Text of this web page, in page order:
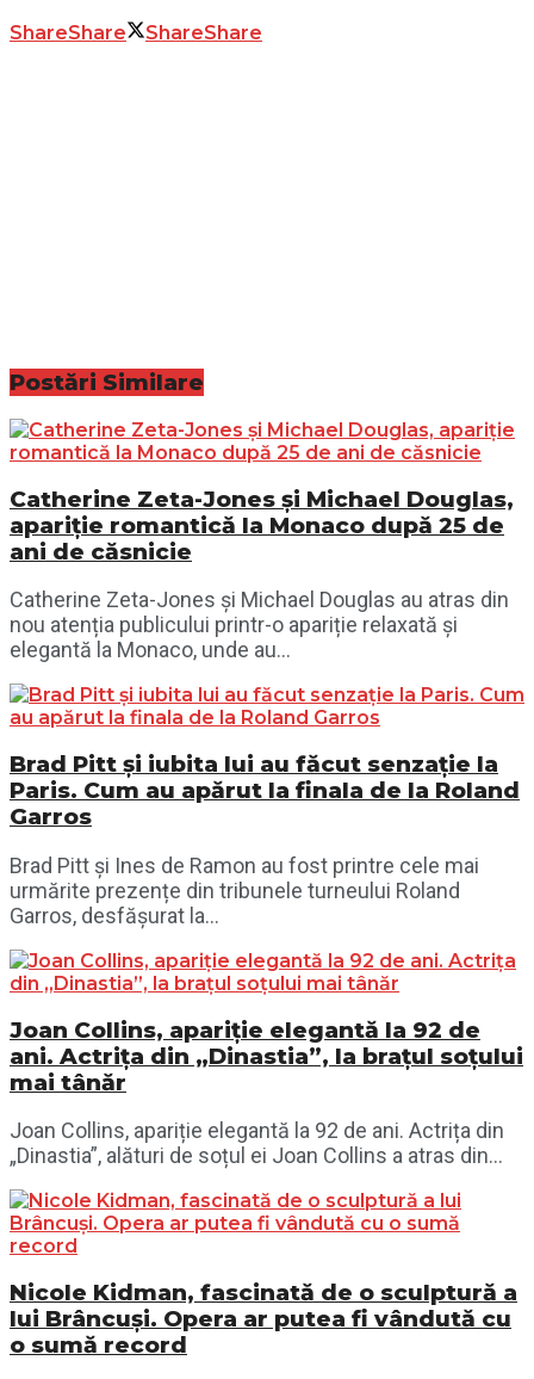
ShareShare ShareShare
Postări Similare
Catherine Zeta-Jones și Michael Douglas,
apariție romantică la Monaco după 25 de
ani de căsnicie
Catherine Zeta-Jones și Michael Douglas au atras din
nou atenția publicului printr-o apariție relaxată și
elegantă la Monaco, unde au...
Brad Pitt și iubita lui au făcut senzație la
Paris. Cum au apărut la finala de la Roland
Garros
Brad Pitt și Ines de Ramon au fost printre cele mai
urmărite prezențe din tribunele turneului Roland
Garros, desfășurat la...
Joan Collins, apariție elegantă la 92 de
ani. Actrița din „Dinastia”, la brațul soțului
mai tânăr
Joan Collins, apariție elegantă la 92 de ani. Actrița din
„Dinastia”, alături de soțul ei Joan Collins a atras din...
Nicole Kidman, fascinată de o sculptură a
lui Brâncuși. Opera ar putea fi vândută cu
o sumă record